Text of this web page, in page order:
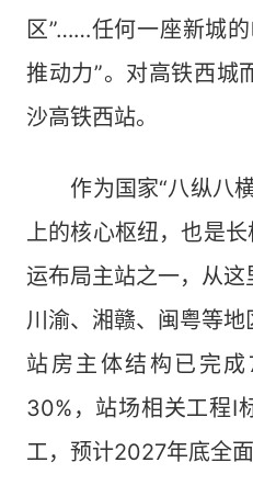
区”……任何一座新城
推动力”。对高铁西城
沙高铁西站。
作为国家“八纵八横
上的核心枢纽，也是
运布局主站之一，从
川渝、湘赣、闽粤等
站房主体结构已完
30%，站场相关工程Ⅰ
工，预计2027年底全面